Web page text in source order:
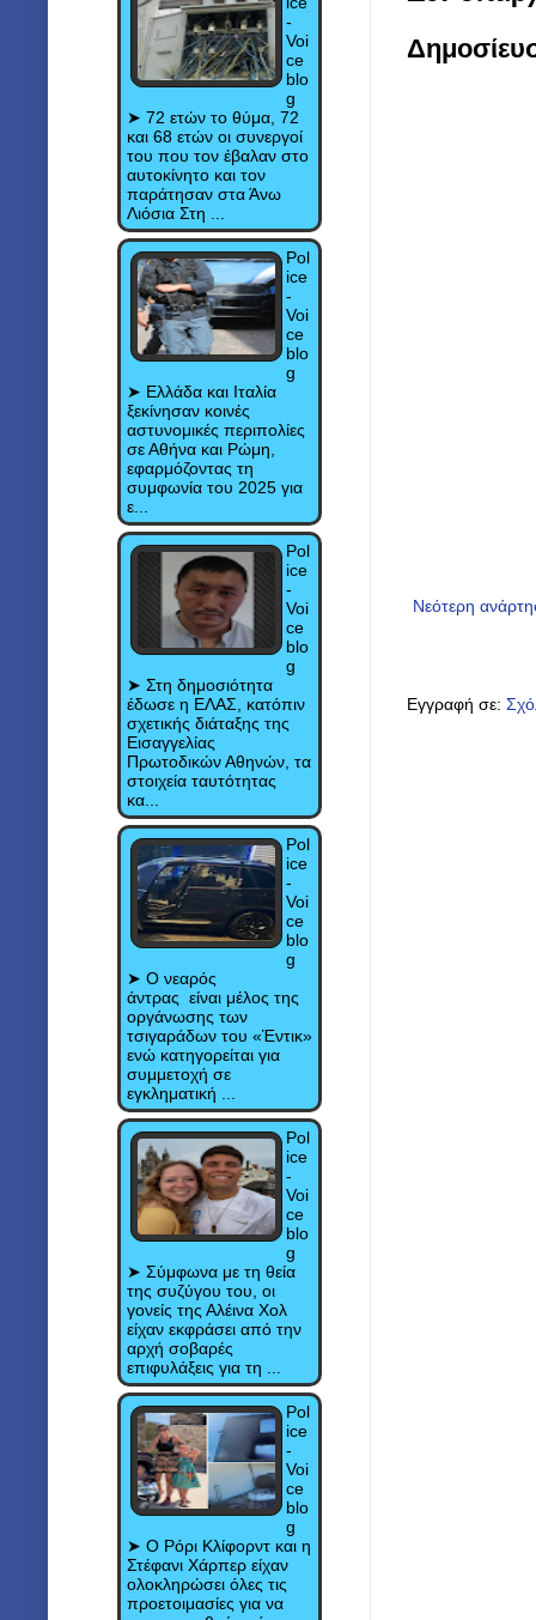
Νεότερη
Εγγραφή σε:
-
Voi
ce
blo
g
➤ 72 ετών το θύμα, 72
και 68 ετών οι συνεργοί
του που τον έβαλαν στο
αυτοκίνητο και τον
παράτησαν στα Άνω
Λιόσια Στη ...
Pol
ice
-
Voi
ce
blo
g
➤ Ελλάδα και Ιταλία
ξεκίνησαν κοινές
αστυνομικές περιπολίες
σε Αθήνα και Ρώμη,
εφαρμόζοντας τη
συμφωνία του 2025 για
ε...
Pol
ice
-
Voi
ce
blo
g
➤ Στη δημοσιότητα
έδωσε η ΕΛΑΣ, κατόπιν
σχετικής διάταξης της
Εισαγγελίας
Πρωτοδικών Αθηνών, τα
στοιχεία ταυτότητας
κα...
Pol
ice
-
Voi
ce
blo
g
➤ Ο νεαρός
άντρας είναι μέλος της
οργάνωσης των
τσιγαράδων του «Έντικ»
ενώ κατηγορείται για
συμμετοχή σε
εγκληματική ...
Pol
ice
-
Voi
ce
blo
g
➤ Σύμφωνα με τη θεία
της συζύγου του, οι
γονείς της Αλέινα Χολ
είχαν εκφράσει από την
αρχή σοβαρές
επιφυλάξεις για τη ...
Pol
ice
-
Voi
ce
blo
g
➤ Ο Ρόρι Κλίφορντ και η
Στέφανι Χάρπερ είχαν
ολοκληρώσει όλες τις
προετοιμασίες για να